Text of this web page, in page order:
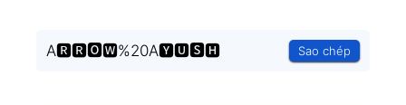
A🆁🆁🅾🆆%20A🆈🆄🆂🅷 Sao chép